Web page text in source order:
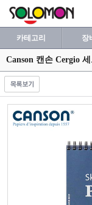
카테고리 장
Canson 캔손 Cergio